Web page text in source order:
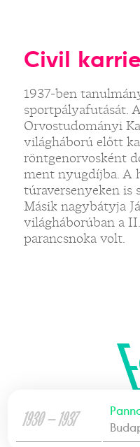
Civil
1937-ben
sportpályafutását.
Orvostudományi
világháború előtt
röntgenorvosként
ment nyugdíjba. A
túraversenyeken is
Másik nagybátyja
világháborúban a
parancsnoka volt.
1930 — 1937